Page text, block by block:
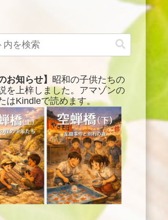
お知らせ】 昭和の子供たちの
を上梓しました。アマゾンの
はKindleで読めます。